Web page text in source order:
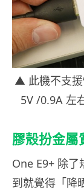
▲ 此機不支援
5V /0.9A 左
膠殼扮金屬
One E9+ 除
到就覺得「降